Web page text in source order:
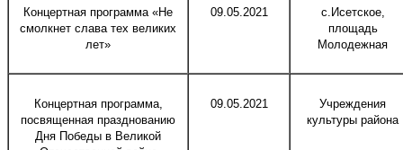
Концертная программа «Не
смолкнет слава тех великих
лет»
09.05.2021
с.Исетское,
площадь
Молодежная
Концертная программа,
посвященная празднованию
Дня Победы в Великой
09.05.2021
Учреждения
культуры района